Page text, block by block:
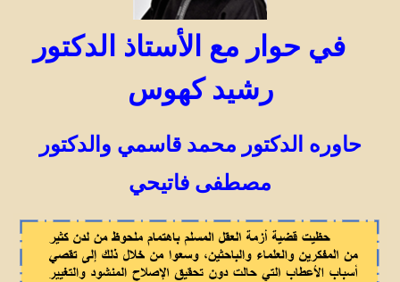
في حوار مع الأستاذ الدكتور
رشيد كهوس
حاوره الدكتور محمد قاسمي والدكتور
مصطفى فاتيحي